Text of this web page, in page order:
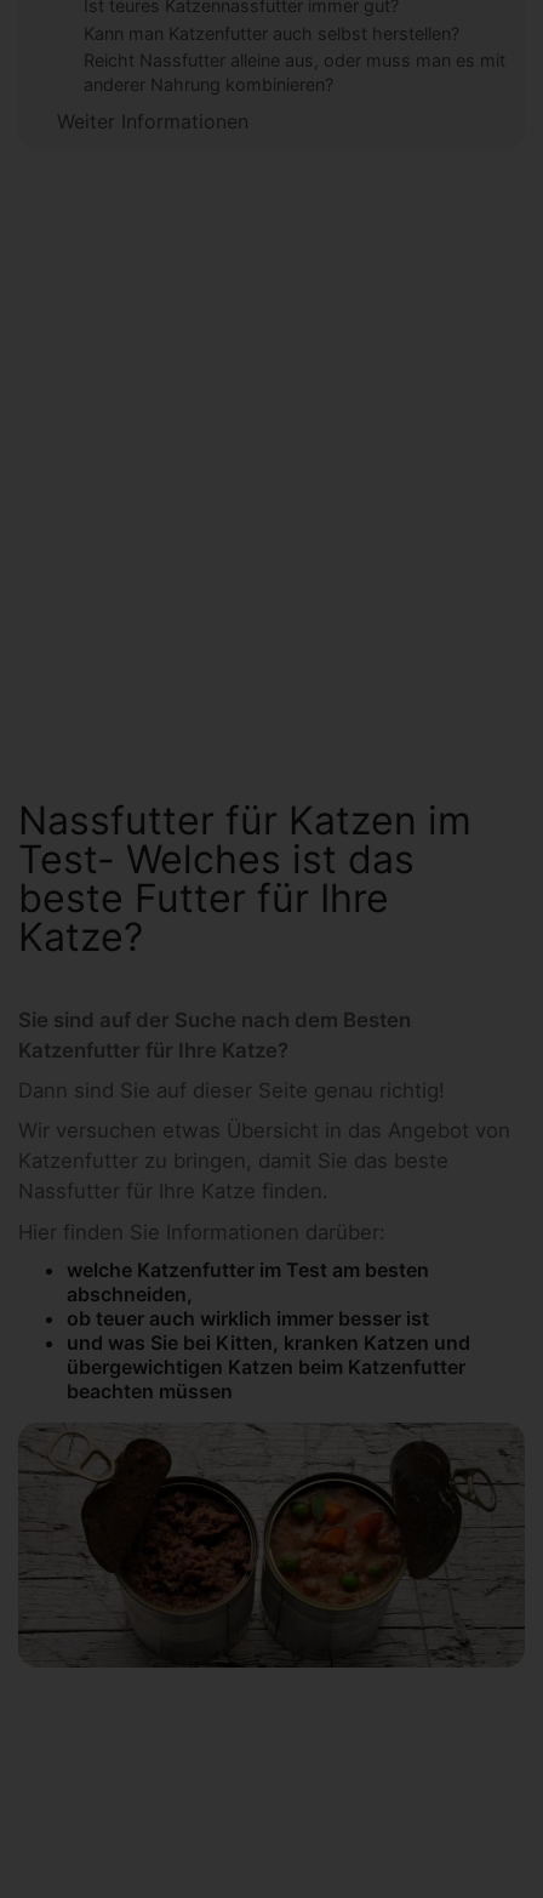
Ist teures Katzennassfutter immer gut?
Kann man Katzenfutter auch selbst herstellen?
Reicht Nassfutter alleine aus, oder muss man es mit
anderer Nahrung kombinieren?
Weiter Informationen
Nassfutter für Katzen im
Test- Welches ist das
beste Futter für Ihre
Katze?
Sie sind auf der Suche nach dem Besten
Katzenfutter für Ihre Katze?
Dann sind Sie auf dieser Seite genau richtig!
Wir versuchen etwas Übersicht in das Angebot von
Katzenfutter zu bringen, damit Sie das beste
Nassfutter für Ihre Katze finden.
Hier finden Sie Informationen darüber:
welche Katzenfutter im Test am besten
abschneiden,
ob teuer auch wirklich immer besser ist
und was Sie bei Kitten, kranken Katzen und
übergewichtigen Katzen beim Katzenfutter
beachten müssen